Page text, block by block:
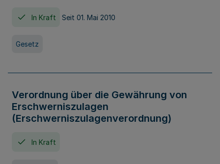
In Kraft Seit 01. Mai 2010
Gesetz
Verordnung über die Gewährung von
Erschwerniszulagen
(Erschwerniszulagenverordnung)
In Kraft